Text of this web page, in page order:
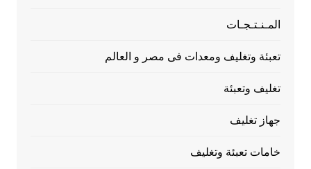
المـنـتـجـات
تعبئة وتغليف ومعدات فى مصر و العالم
تغليف وتعبئة
جهاز تغليف
خامات تعبئة وتغليف